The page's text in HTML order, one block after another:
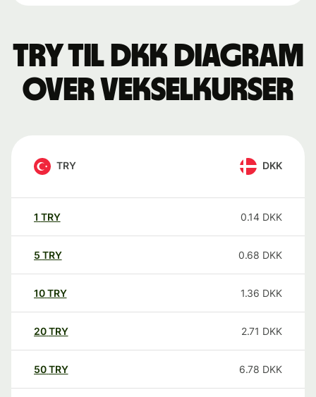
TRY til DKK Diagram
over vekselkurser
TRY DKK
1 TRY 0.14 DKK
5 TRY 0.68 DKK
10TRY 1.36 DKK
20TRY 2.71 DKK
50TRY 6.78 DKK